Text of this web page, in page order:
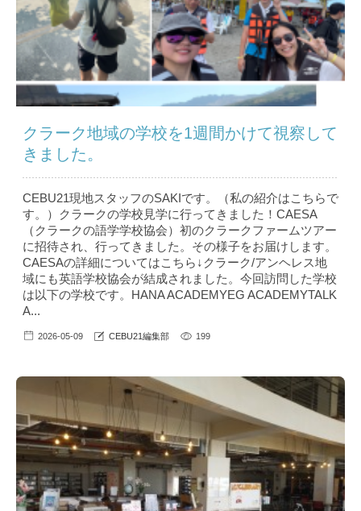
クラーク地域の学校を1週間かけて視察して
きました。
CEBU21現地スタッフのSAKIです。（私の紹介はこちら で
す。）クラークの学校見学に行ってきました！CAESA
（クラークの語学学校協会）初のクラークファームツアー
に招待され、行ってきました。その様子をお届けします。
CAESAの詳細についてはこちら↓クラーク/アンヘレス地
域にも英語学校協会が結成されました。今回訪問した学校
は以下の学校です。HANA ACADEMYEG ACADEMYTALK
A...
2026-05-09 CEBU21編集部 199